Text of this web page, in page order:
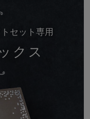
セット専用
クス